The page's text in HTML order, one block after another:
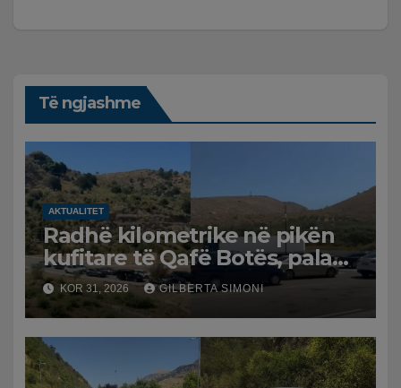
Të ngjashme
AKTUALITET
Radhë kilometrike në pikën
kufitare të Qafë Botës, pala
greke raporton defekt në
sistem, qytetarët mbeten të
bllokuar
KOR 31, 2026 GILBERTA SIMONI